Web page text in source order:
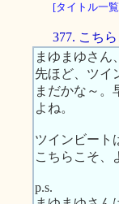
[タイトル一
377. こち
まゆまゆさん
先ほど、ツイ
まだかな～。
よね。
ツインビート
こちらこそ、
p.s.